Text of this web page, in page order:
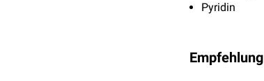
Pyridin
Empfehlung